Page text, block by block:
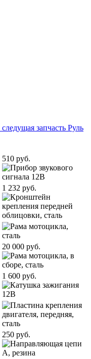
следущая запчасть Руль
510 руб.
1 232 руб.
20 000 руб.
1 600 руб.
250 руб.